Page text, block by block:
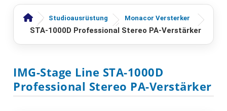
Studioausrüstung Monacor Versterker
STA-1000D Professional Stereo PA-Verstärker
IMG-Stage Line STA-1000D
Professional Stereo PA-Verstärker